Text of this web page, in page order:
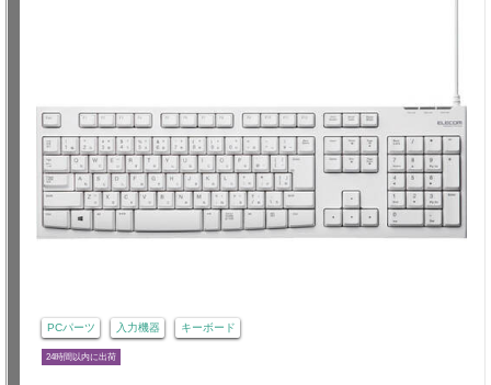
PCパーツ 入力機器 キーボード
24時間以内に出荷